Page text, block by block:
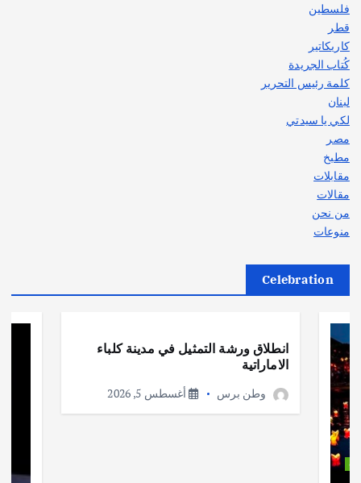
فلسطين
قطر
كاريكاتير
كُتاب الجريدة
كلمة رئيس التحرير
لبنان
لكي يا سيدتي
مصر
مطبخ
مقابلات
مقالات
من نحن
منوعات
Celebration
انطلاق ورشة التمثيل في مدينة كلباء
الاماراتية
وطن برس أغسطس 5, 2026